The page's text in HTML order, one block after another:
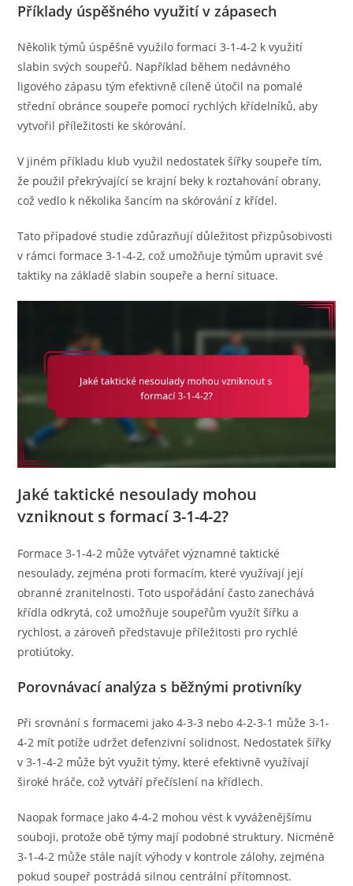
Příklady úspěšného využití v zápasech
Několik týmů úspěšně využilo formaci 3-1-4-2 k využití
slabin svých soupeřů. Například během nedávného
ligového zápasu tým efektivně cíleně útočil na pomalé
střední obránce soupeře pomocí rychlých křídelníků, aby
vytvořil příležitosti ke skórování.
V jiném příkladu klub využil nedostatek šířky soupeře tím,
že použil překrývající se krajní beky k roztahování obrany,
což vedlo k několika šancím na skórování z křídel.
Tato případové studie zdůrazňují důležitost přizpůsobivosti
v rámci formace 3-1-4-2, což umožňuje týmům upravit své
taktiky na základě slabin soupeře a herní situace.
Jaké taktické nesoulady mohou
vzniknout s formací 3-1-4-2?
Formace 3-1-4-2 může vytvářet významné taktické
nesoulady, zejména proti formacím, které využívají její
obranné zranitelnosti. Toto uspořádání často zanechává
křídla odkrytá, což umožňuje soupeřům využít šířku a
rychlost, a zároveň představuje příležitosti pro rychlé
protiútoky.
Porovnávací analýza s běžnými protivníky
Při srovnání s formacemi jako 4-3-3 nebo 4-2-3-1 může 3-1-
4-2 mít potíže udržet defenzivní solidnost. Nedostatek šířky
v 3-1-4-2 může být využit týmy, které efektivně využívají
široké hráče, což vytváří přečíslení na křídlech.
Naopak formace jako 4-4-2 mohou vést k vyváženějšímu
souboji, protože obě týmy mají podobné struktury. Nicméně
3-1-4-2 může stále najít výhody v kontrole zálohy, zejména
pokud soupeř postrádá silnou centrální přítomnost.